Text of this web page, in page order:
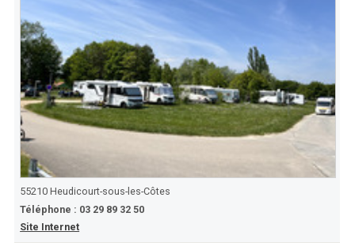
55210Heudicourt-sous-les-Côtes
Téléphone : 03 29 89 32 50
Site Internet